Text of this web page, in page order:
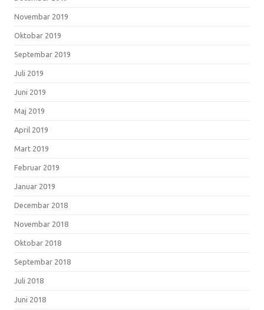
Novembar 2019
Oktobar 2019
Septembar 2019
Juli 2019
Juni 2019
Maj 2019
April 2019
Mart 2019
Februar 2019
Januar 2019
Decembar 2018
Novembar 2018
Oktobar 2018
Septembar 2018
Juli 2018
Juni 2018